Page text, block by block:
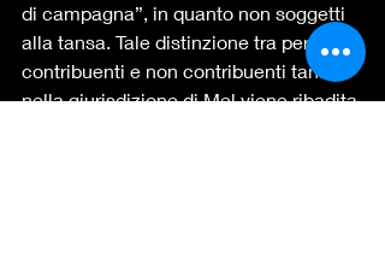
di campagna”, in quanto non soggetti
alla tansa. Tale distinzione tra persone
contribuenti e non contribuenti tansa
nella giurisdizione di Mel viene ribadita